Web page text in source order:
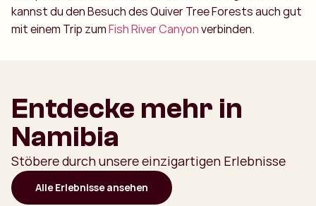
kannst du den Besuch des Quiver Tree Forests auch gut
mit einem Trip zumFish River Canyonverbinden.
Entdecke mehr in
Namibia
Stöbere durch unsere einzigartigen Erlebnisse
Alle Erlebnisse ansehen